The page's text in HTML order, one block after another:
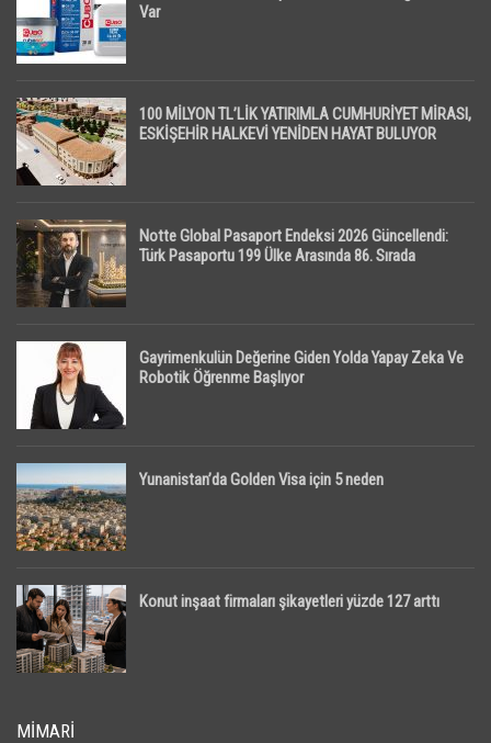
Var
100 MİLYON TL’LİK YATIRIMLA CUMHURİYET MİRASI,
ESKİŞEHİR HALKEVİ YENİDEN HAYAT BULUYOR
Notte Global Pasaport Endeksi 2026 Güncellendi:
Türk Pasaportu 199 Ülke Arasında 86. Sırada
Gayrimenkulün Değerine Giden Yolda Yapay Zeka Ve
Robotik Öğrenme Başlıyor
Yunanistan’da Golden Visa için 5 neden
Konut inşaat firmaları şikayetleri yüzde 127 arttı
MIMARI